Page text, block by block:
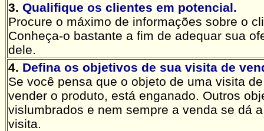
3. Qualifique os clientes em potencial.
Procure o máximo de informações sobre o
Conheça-o bastante a fim de adequar sua
dele.
4. Defina os objetivos de sua visita de
Se você pensa que o objeto de uma visita
vender o produto, está enganado. Outros
vislumbrados e nem sempre a venda se dá
visita.